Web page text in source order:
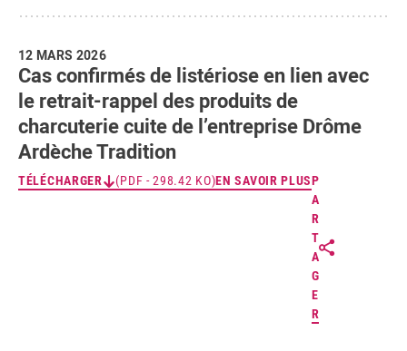
12 MARS 2026
Cas confirmés de listériose en lien avec
le retrait-rappel des produits de
charcuterie cuite de l’entreprise Drôme
Ardèche Tradition
TÉLÉCHARGER (PDF - 298.42 KO)EN SAVOIR PLUSP
A
R
T
A
G
E
R